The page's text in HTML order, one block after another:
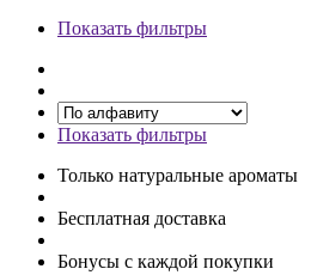
Показать фильтры
Показать фильтры
Только натуральные ароматы
Бесплатная доставка
Бонусы с каждой покупки